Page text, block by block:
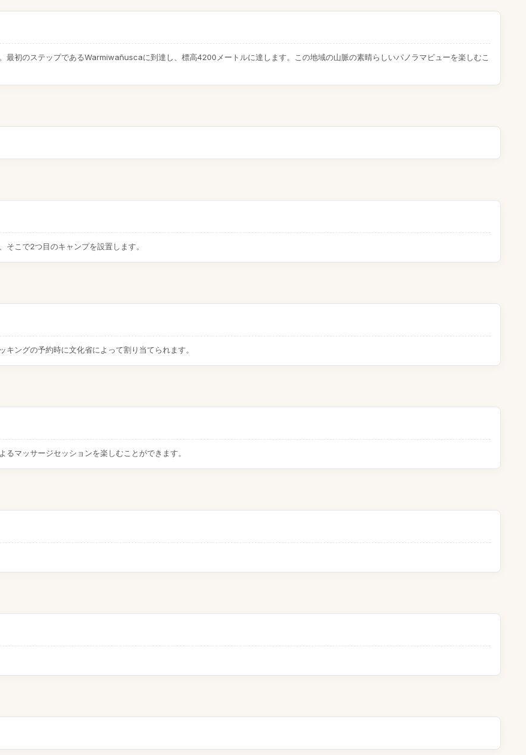
最初のステップであるWarmiwañuscaに到達し、標高4200メートルに達します。この地域の山脈の素晴らしいパノラマビューを楽しむこ
こで2つ目のキャンプを設置します。
ングの予約時に文化省によって割り当てられます。
マッサージセッションを楽しむことができます。